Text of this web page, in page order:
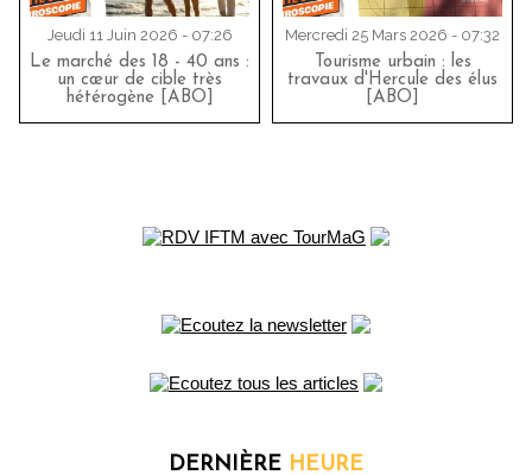
Jeudi 11 Juin 2026 - 07:26
Le marché des 18 - 40 ans :
un cœur de cible très
hétérogène [ABO]
Mercredi 25 Mars 2026 - 07:32
Tourisme urbain : les
travaux d'Hercule des élus
[ABO]
DERNIÈRE HEURE